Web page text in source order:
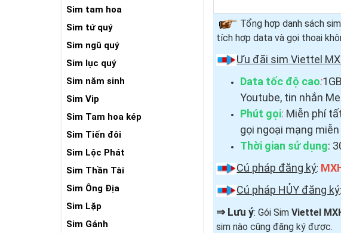
Sim tam hoa
Sim tứ quý
Sim ngũ quý
Sim lục quý
Sim năm sinh
Sim Vip
Sim Tam hoa kép
Sim Tiến đôi
Sim Lộc Phát
Sim Thần Tài
Sim Ông Địa
Sim Lặp
Sim Gánh
Tổng hợp danh sách
tích hợp data và gọi thoại
Ưu đãi sim Viettel
Data tốc độ cao:
Youtube, tin nhắn
Phút gọi: Miễn phí
gọi ngoại mạng miễn
Thời gian sử dụng:
Cú pháp đăng ký:
Cú pháp HỦY đăng ký:
⇒ Lưu ý: Gói SimViettel
sim nào cũng đăng ký được.